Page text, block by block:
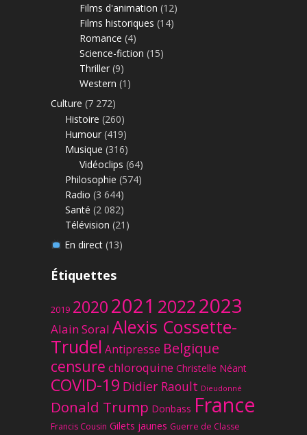
Films d'animation (12)
Films historiques (14)
Romance (4)
Science-fiction (15)
Thriller (9)
Western (1)
Culture (7 272)
Histoire (260)
Humour (419)
Musique (316)
Vidéoclips (64)
Philosophie (574)
Radio (3 644)
Santé (2 082)
Télévision (21)
En direct(13)
Étiquettes
2019 20202021 20222023
Alain Soral Alexis Cossette-
Trudel Antipresse Belgique
censure chloroquine Christelle Néant
COVID-19 Didier Raoult Dieudonné
Donald Trump Donbass France
Francis Cousin Gilets jaunes Guerre de Classe